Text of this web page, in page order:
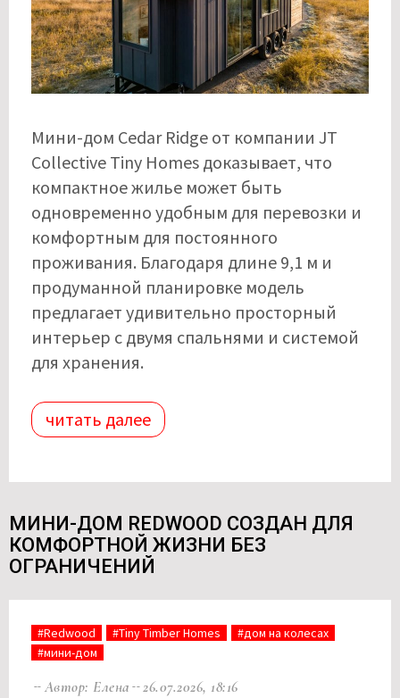
Мини-дом Cedar Ridge от компании JT
Collective Tiny Homes доказывает, что
компактное жилье может быть
одновременно удобным для перевозки и
комфортным для постоянного
проживания. Благодаря длине 9,1 м и
продуманной планировке модель
предлагает удивительно просторный
интерьер с двумя спальнями и системой
для хранения.
читать далее
МИНИ-ДОМ REDWOOD СОЗДАН ДЛЯ
КОМФОРТНОЙ ЖИЗНИ БЕЗ
ОГРАНИЧЕНИЙ
#Redwood #Tiny Timber Homes
#дом на колесах
#мини-дом
Автор: Елена 26.07.2026, 18:16